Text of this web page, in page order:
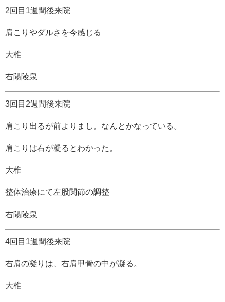
2回目1週間後来院
肩こりやダルさを今感じる
大椎
右陽陵泉
3回目2週間後来院
肩こり出るが前よりまし。なんとかなっている。
肩こりは右が凝るとわかった。
大椎
整体治療にて左股関節の調整
右陽陵泉
4回目1週間後来院
右肩の凝りは、右肩甲骨の中が凝る。
大椎